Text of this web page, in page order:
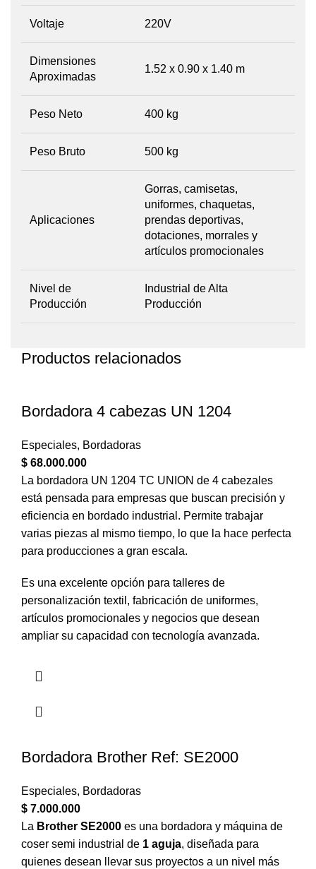
Voltaje 220V
Dimensiones
Aproximadas
1.52 x 0.90 x 1.40 m
Peso Neto 400 kg
Peso Bruto 500 kg
Aplicaciones
Gorras, camisetas,
uniformes, chaquetas,
prendas deportivas,
dotaciones, morrales y
artículos promocionales
Nivel de
Producción
Industrial de Alta
Producción
Productos relacionados
Bordadora 4 cabezas UN 1204
Especiales, Bordadoras
$ 68.000.000
La bordadora UN 1204 TC UNION de 4 cabezales
está pensada para empresas que buscan precisión y
eficiencia en bordado industrial. Permite trabajar
varias piezas al mismo tiempo, lo que la hace perfecta
para producciones a gran escala.
Es una excelente opción para talleres de
personalización textil, fabricación de uniformes,
artículos promocionales y negocios que desean
ampliar su capacidad con tecnología avanzada.
Bordadora Brother Ref: SE2000
Especiales, Bordadoras
$ 7.000.000
La Brother SE2000 es una bordadora y máquina de
coser semi industrial de 1 aguja, diseñada para
quienes desean llevar sus proyectos a un nivel más